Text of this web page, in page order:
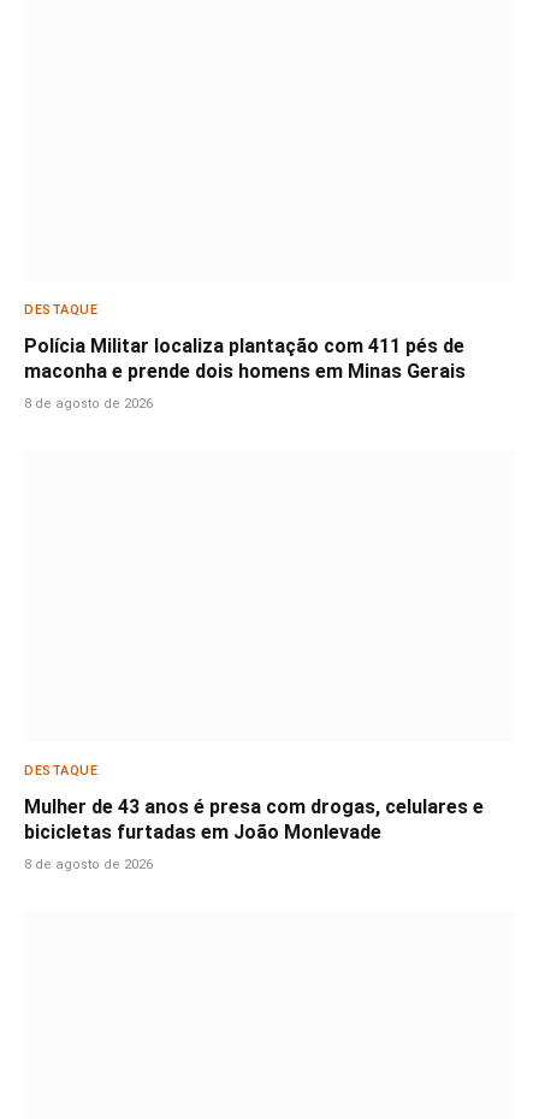
DESTAQUE
Polícia Militar localiza plantação com 411 pés de
maconha e prende dois homens em Minas Gerais
8 de agosto de 2026
DESTAQUE
Mulher de 43 anos é presa com drogas, celulares e
bicicletas furtadas em João Monlevade
8 de agosto de 2026